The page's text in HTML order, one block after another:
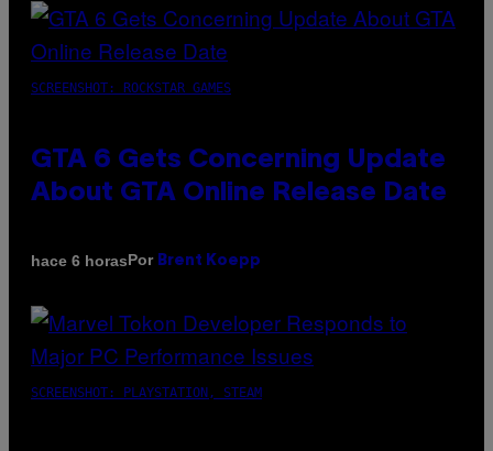
SCREENSHOT: ROCKSTAR GAMES
GTA 6 Gets Concerning Update
About GTA Online Release Date
hace 6 horasPor Brent Koepp
SCREENSHOT: PLAYSTATION, STEAM